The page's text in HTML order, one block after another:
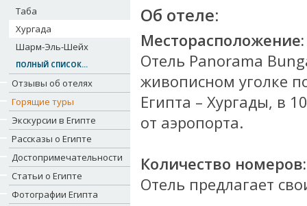
Таба
Хургада
Шарм-Эль-Шейх
ПОЛНЫЙ СПИСОК...
Отзывы об отелях
Горящие туры
Экскурсии в Египте
Рассказы о Египте
Достопримечательности
Статьи о Египте
Фотографии Египта
Об отеле:
Месторасположение:
Отель Panorama
живописном уголке
Египта – Хургады, в
от аэропорта.
Количество номеров:
Отель предлагает